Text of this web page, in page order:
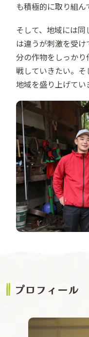
も積極的に取り組ん
そして、地域には
は違うが刺激を受
分の作物をしっか
戦していきたい。
地域を盛り上げてい
プロフィール